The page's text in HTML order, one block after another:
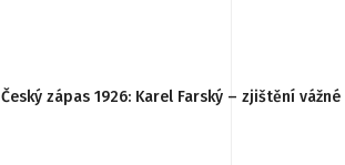
Český zápas 1926: Karel Farský – zjištění